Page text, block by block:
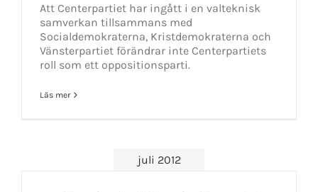
Att Centerpartiet har ingått i en valteknisk
samverkan tillsammans med
Socialdemokraterna, Kristdemokraterna och
Vänsterpartiet förändrar inte Centerpartiets
roll som ett oppositionsparti.
Läs mer
juli 2012